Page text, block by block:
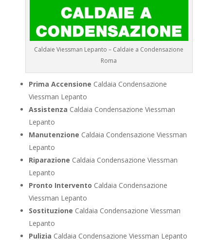
Caldaie Viessman Lepanto – Caldaie a Condensazione
Roma
Prima Accensione Caldaia Condensazione
Viessman Lepanto
Assistenza Caldaia Condensazione Viessman
Lepanto
Manutenzione Caldaia Condensazione Viessman
Lepanto
Riparazione Caldaia Condensazione Viessman
Lepanto
Pronto Intervento Caldaia Condensazione
Viessman Lepanto
Sostituzione Caldaia Condensazione Viessman
Lepanto
Pulizia Caldaia Condensazione Viessman Lepanto